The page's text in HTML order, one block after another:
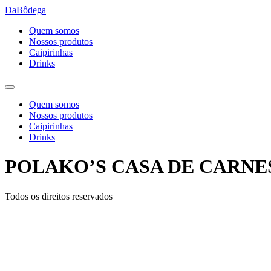
Ir
conteúdo
DaBôdega
Quem somos
Nossos produtos
Caipirinhas
Drinks
Quem somos
Nossos produtos
Caipirinhas
Drinks
POLAKO’S CASA DE
Todos os direitos reservados